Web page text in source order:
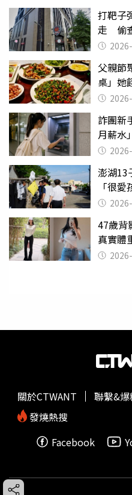
打靶子
走 偷
父親節
桌」她
笑話
詐團新
月薪水
澎湖13
「很
47歲背
真實體
斤？
關於CTWANT 聯繫&爆
發燒熱搜
Facebook